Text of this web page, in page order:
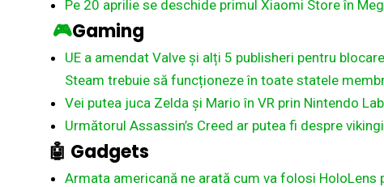
Pe 20 aprilie se deschide primul Xiaomi Store în
🎮Gaming
UE a amendat Valve și alți 5 publisheri pentru
Steam trebuie să funcționeze în toate statele
Vei putea juca Zelda și Mario în VR prin Nintendo
Următorul Assassin’s Creed ar putea fi despre
🤖 Gadgets
Armata americană ne arată cum va folosi HoloLens